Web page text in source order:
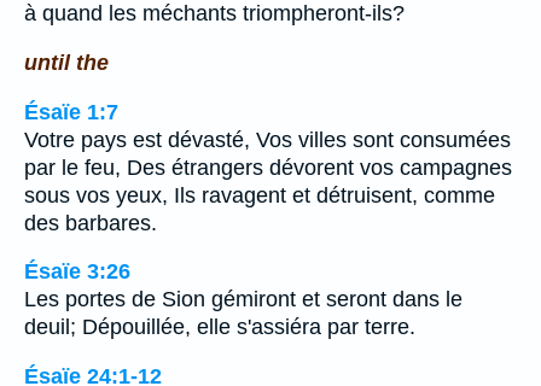
à quand les méchants triompheront-ils?
until the
Ésaïe 1:7
Votre pays est dévasté, Vos villes sont consumées
par le feu, Des étrangers dévorent vos campagnes
sous vos yeux, Ils ravagent et détruisent, comme
des barbares.
Ésaïe 3:26
Les portes de Sion gémiront et seront dans le
deuil; Dépouillée, elle s'assiéra par terre.
Ésaïe 24:1-12